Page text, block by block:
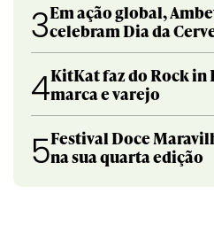
3Em ação global,
celebram Dia da
4KitKat faz do Rock
marca e varejo
5Festival Doce
na sua quarta edição